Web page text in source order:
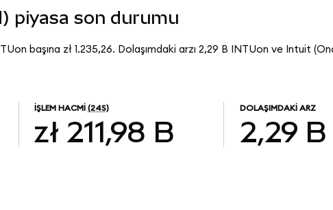
piyasa son durumu
başına zł 1.235,26. Dolaşımdaki arzı 2,29 B INTUon ve Intuit
İŞLEM HACMI (24S)
zł 211,98 B
DOLAŞIMDAKI ARZ
2,29 B